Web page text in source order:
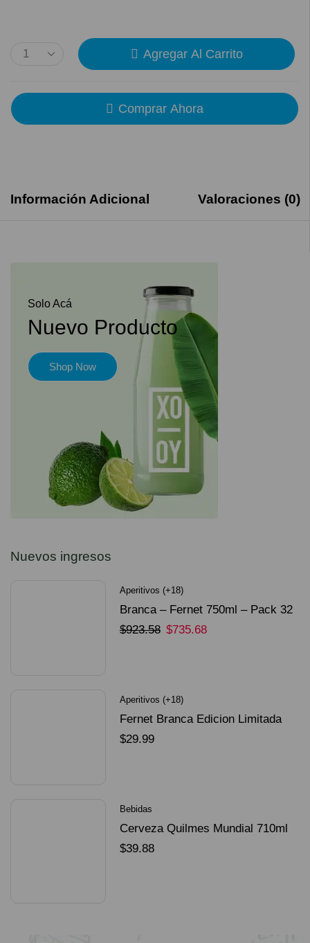
Agregar Al Carrito
Comprar Ahora
Información Adicional Valoraciones (0)
Solo Acá
Nuevo Producto
Shop Now
Nuevos ingresos
Aperitivos (+18)
Branca – Fernet 750ml – Pack 32
Unidades
$923.58 $735.68
Aperitivos (+18)
Fernet Branca Edicion Limitada
Dorado Mundial
$29.99
Bebidas
Cerveza Quilmes Mundial 710ml
packX4
$39.88